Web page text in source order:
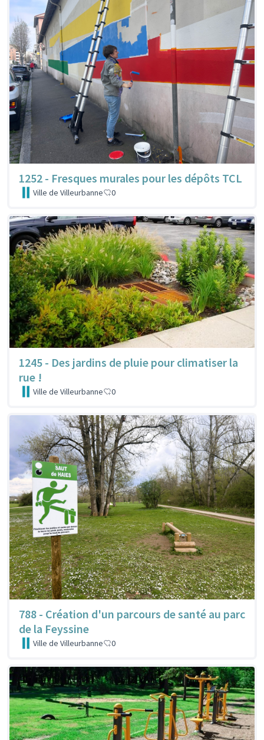
1252 - Fresques murales pour les dépôts TCL
Ville de Villeurbanne 0
1245 - Des jardins de pluie pour climatiser la
rue !
Ville de Villeurbanne 0
788 - Création d'un parcours de santé au parc
de la Feyssine
Ville de Villeurbanne 0